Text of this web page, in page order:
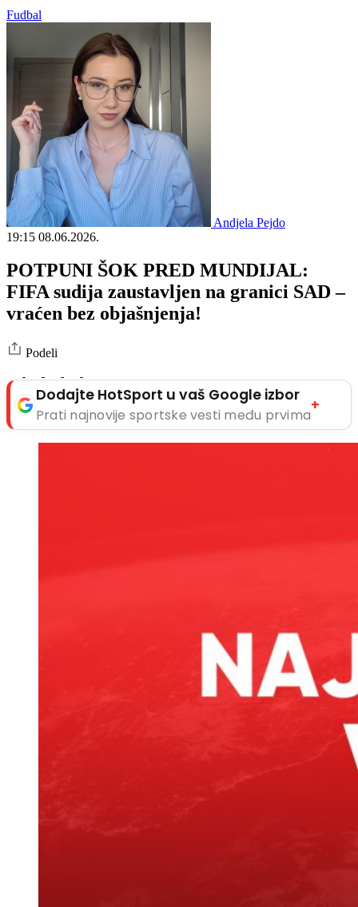
Fudbal
Andjela Pejdo
19:15 08.06.2026.
POTPUNI ŠOK PRED MUNDIJAL:
FIFA sudija zaustavljen na granici SAD –
vraćen bez objašnjenja!
Podeli
Dodajte HotSport u vaš Google izbor
Prati najnovije sportske vesti među prvima
+